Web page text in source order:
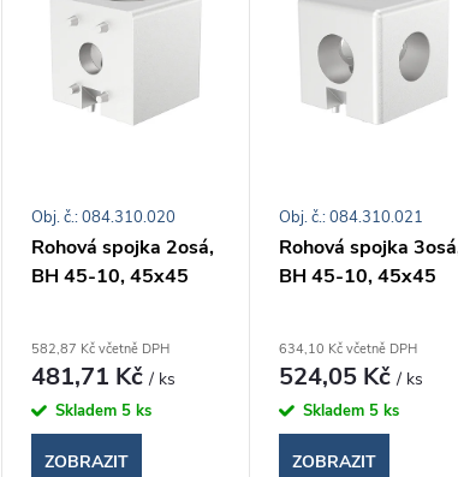
Rohová spojka 2osá,
BH 45-10, 45x45
582,87 Kč včetně DPH
481,71 Kč/ ks
Skladem 5 ks
ZOBRAZIT
Obj. č.: 084.310.020
Rohová spojka
BH 45-10, 45x45
634,10 Kč včetně DPH
524,05 Kč/ ks
Skladem 5 ks
ZOBRAZIT
Obj. č.: 084.310.021